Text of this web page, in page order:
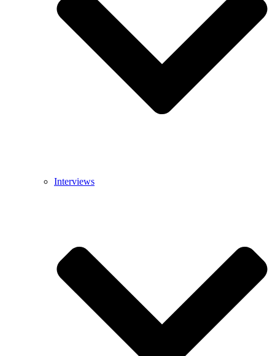
Interviews